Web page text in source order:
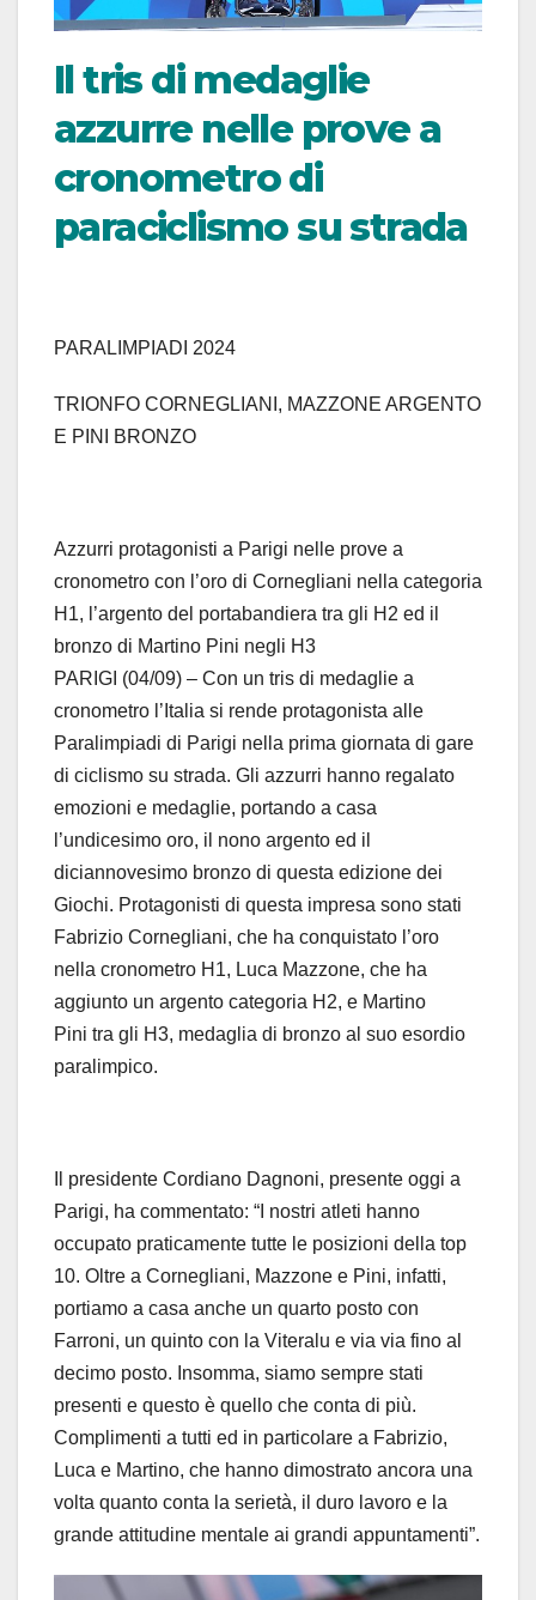
Il tris di medaglie
azzurre nelle prove a
cronometro di
paraciclismo su strada
PARALIMPIADI 2024
TRIONFO CORNEGLIANI, MAZZONE ARGENTO
E PINI BRONZO
Azzurri protagonisti a Parigi nelle prove a
cronometro con l’oro di Cornegliani nella categoria
H1, l’argento del portabandiera tra gli H2 ed il
bronzo di Martino Pini negli H3
PARIGI (04/09) – Con un tris di medaglie a
cronometro l’Italia si rende protagonista alle
Paralimpiadi di Parigi nella prima giornata di gare
di ciclismo su strada. Gli azzurri hanno regalato
emozioni e medaglie, portando a casa
l’undicesimo oro, il nono argento ed il
diciannovesimo bronzo di questa edizione dei
Giochi. Protagonisti di questa impresa sono stati
Fabrizio Cornegliani, che ha conquistato l’oro
nella cronometro H1, Luca Mazzone, che ha
aggiunto un argento categoria H2, e Martino
Pini tra gli H3, medaglia di bronzo al suo esordio
paralimpico.
Il presidente Cordiano Dagnoni, presente oggi a
Parigi, ha commentato: “I nostri atleti hanno
occupato praticamente tutte le posizioni della top
10. Oltre a Cornegliani, Mazzone e Pini, infatti,
portiamo a casa anche un quarto posto con
Farroni, un quinto con la Viteralu e via via fino al
decimo posto. Insomma, siamo sempre stati
presenti e questo è quello che conta di più.
Complimenti a tutti ed in particolare a Fabrizio,
Luca e Martino, che hanno dimostrato ancora una
volta quanto conta la serietà, il duro lavoro e la
grande attitudine mentale ai grandi appuntamenti”.